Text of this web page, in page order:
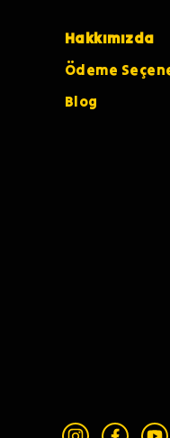
Hakkımızda
Ödeme
Blog